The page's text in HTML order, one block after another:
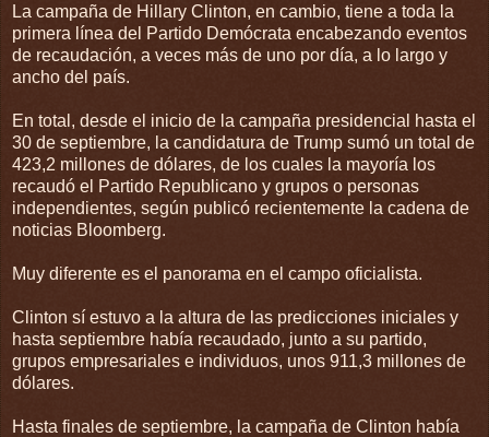
La campaña de Hillary Clinton, en cambio, tiene a toda la
primera línea del Partido Demócrata encabezando eventos
de recaudación, a veces más de uno por día, a lo largo y
ancho del país.
En total, desde el inicio de la campaña presidencial hasta el
30 de septiembre, la candidatura de Trump sumó un total de
423,2 millones de dólares, de los cuales la mayoría los
recaudó el Partido Republicano y grupos o personas
independientes, según publicó recientemente la cadena de
noticias Bloomberg.
Muy diferente es el panorama en el campo oficialista.
Clinton sí estuvo a la altura de las predicciones iniciales y
hasta septiembre había recaudado, junto a su partido,
grupos empresariales e individuos, unos 911,3 millones de
dólares.
Hasta finales de septiembre, la campaña de Clinton había